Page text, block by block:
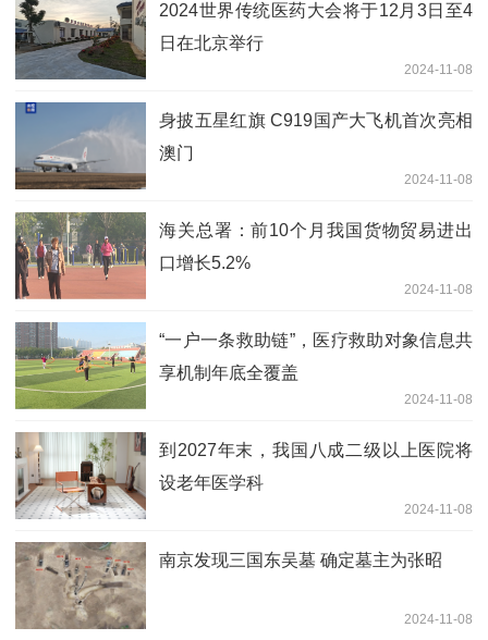
2024世界传统医药大会将于12月3日至4
日在北京举行
2024-11-08
身披五星红旗 C919国产大飞机首次亮相
澳门
2024-11-08
海关总署：前10个月我国货物贸易进出
口增长5.2%
2024-11-08
“一户一条救助链”，医疗救助对象信息共
享机制年底全覆盖
2024-11-08
到2027年末，我国八成二级以上医院将
设老年医学科
2024-11-08
南京发现三国东吴墓 确定墓主为张昭
2024-11-08